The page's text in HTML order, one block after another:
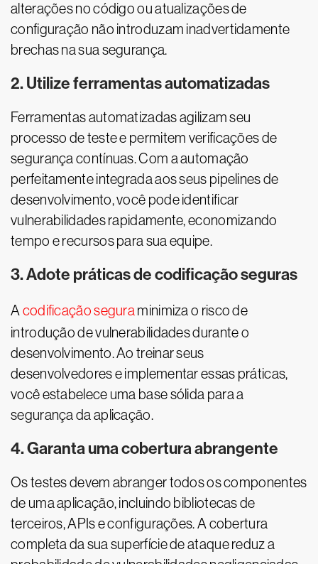
alterações no código ou atualizações de
configuração não introduzam inadvertidamente
brechas na sua segurança.
2. Utilize ferramentas automatizadas
Ferramentas automatizadas agilizam seu
processo de teste e permitem verificações de
segurança contínuas. Com a automação
perfeitamente integrada aos seus pipelines de
desenvolvimento, você pode identificar
vulnerabilidades rapidamente, economizando
tempo e recursos para sua equipe.
3. Adote práticas de codificação seguras
A codificação segura minimiza o risco de
introdução de vulnerabilidades durante o
desenvolvimento. Ao treinar seus
desenvolvedores e implementar essas práticas,
você estabelece uma base sólida para a
segurança da aplicação.
4. Garanta uma cobertura abrangente
Os testes devem abranger todos os componentes
de uma aplicação, incluindo bibliotecas de
terceiros, APIs e configurações. A cobertura
completa da sua superfície de ataque reduz a